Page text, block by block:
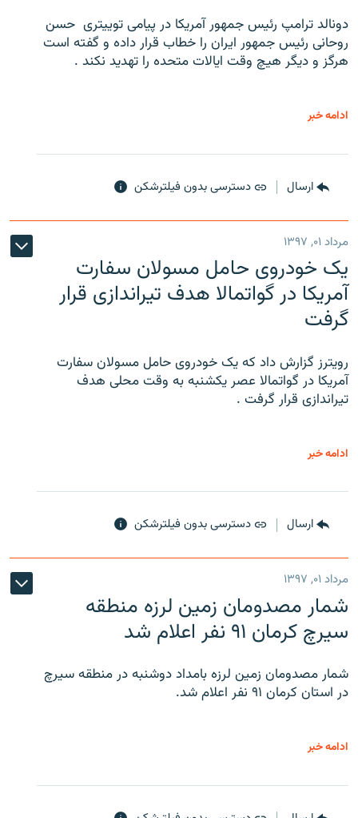
دونالد ترامپ رئیس جمهور آمریکا در پیامی توییتری ‌ حسن
روحانی رئیس جمهور ایران را خطاب قرار داده و گفته است
هرگز و دیگر هیچ وقت ایالات متحده را تهدید نکند .
ادامه خبر
ارسال دسترسی بدون فیلترشکن
مرداد ۰۱, ۱۳۹۷
یک خودروی حامل مسولان سفارت
آمریکا در گواتمالا هدف تیراندازی قرار
گرفت
رویترز گزارش داد که یک خودروی حامل مسولان سفارت
آمریکا در گواتمالا عصر یکشنبه به وقت محلی هدف
تیراندازی قرار گرفت .
ادامه خبر
ارسال دسترسی بدون فیلترشکن
مرداد ۰۱, ۱۳۹۷
شمار مصدومان زمین لرزه منطقه
سیرچ کرمان ۹۱ نفر اعلام شد
شمار مصدومان زمین لرزه بامداد دوشنبه در منطقه سیرچ
در استان کرمان ۹۱ نفر اعلام شد.
ادامه خبر